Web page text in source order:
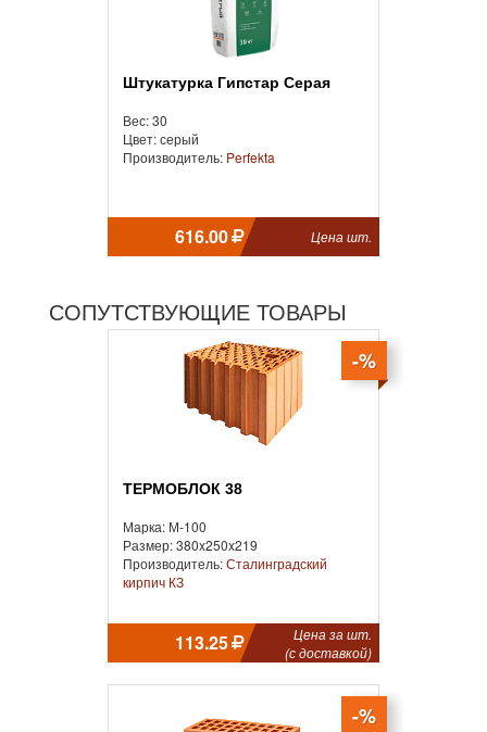
Штукатурка Гипстар Серая
Вес: 30
Цвет: серый
Производитель: Perfekta
616.00 Цена шт.
СОПУТСТВУЮЩИЕ ТОВАРЫ
-%
ТЕРМОБЛОК 38
Марка: М-100
Размер: 380x250x219
Производитель:Сталинградский
кирпич КЗ
113.25
Цена за шт.
(с доставкой)
-%